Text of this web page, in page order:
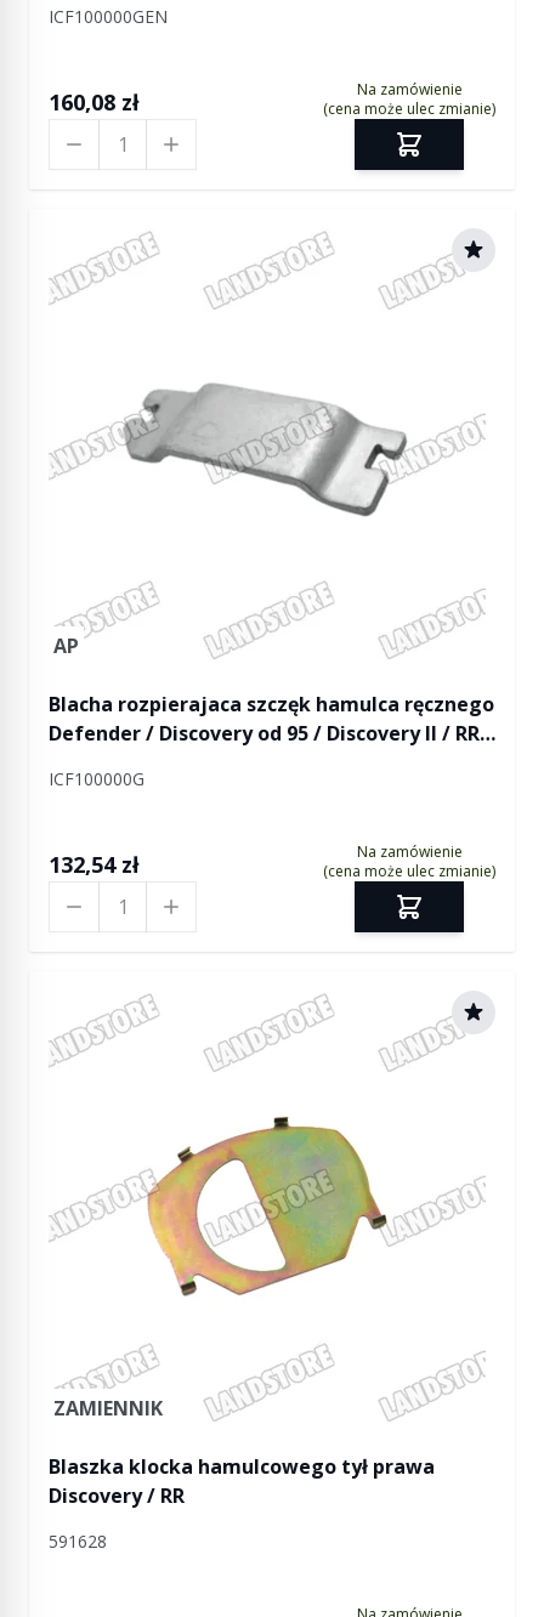
ICF100000GEN
160,08 zł
Na zamówienie
(cena może ulec zmianie)
AP
Blacha rozpierajaca szczęk hamulca ręcznego
Defender / Discovery od 95 / Discovery II / RR
ICF100000G
132,54 zł
Na zamówienie
(cena może ulec zmianie)
ZAMIENNIK
Blaszka klocka hamulcowego tył prawa
Discovery / RR
591628